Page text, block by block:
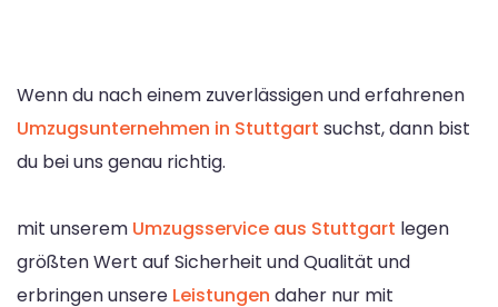
Wenn du nach einem zuverlässigen und erfahrenen
Umzugsunternehmen in Stuttgart suchst, dann bist
du bei uns genau richtig.
mit unserem Umzugsservice aus Stuttgart legen
größten Wert auf Sicherheit und Qualität und
erbringen unsere Leistungen daher nur mit